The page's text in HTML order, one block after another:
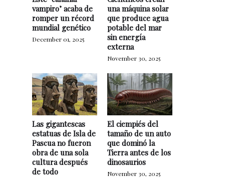
vampiro’ acaba de
romper un récord
mundial genético
December 01, 2025
una máquina solar
que produce agua
potable del mar
sin energía
externa
November 30, 2025
Las gigantescas
estatuas de Isla de
Pascua no fueron
obra de una sola
cultura después
de todo
El ciempiés del
tamaño de un auto
que dominó la
Tierra antes de los
dinosaurios
November 30, 2025